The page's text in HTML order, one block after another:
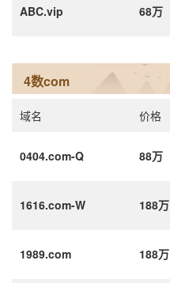
ABC.vip 68万
4数com
域名 价格
0404.com-Q 88万
1616.com-W 188万
1989.com 188万